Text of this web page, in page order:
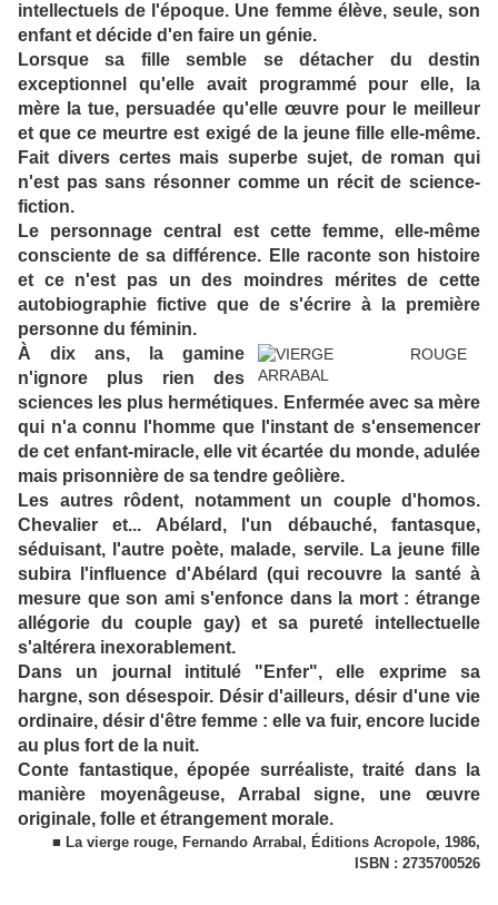
intellectuels de l'époque. Une femme élève, seule, son
enfant et décide d'en faire un génie.
Lorsque sa fille semble se détacher du destin
exceptionnel qu'elle avait programmé pour elle, la
mère la tue, persuadée qu'elle œuvre pour le meilleur
et que ce meurtre est exigé de la jeune fille elle-même.
Fait divers certes mais superbe sujet, de roman qui
n'est pas sans résonner comme un récit de science-
fiction.
Le personnage central est cette femme, elle-même
consciente de sa différence. Elle raconte son histoire
et ce n'est pas un des moindres mérites de cette
autobiographie fictive que de s'écrire à la première
personne du féminin.
À dix ans, la gamine
n'ignore plus rien des
sciences les plus hermétiques. Enfermée avec sa mère
qui n'a connu l'homme que l'instant de s'ensemencer
de cet enfant-miracle, elle vit écartée du monde, adulée
mais prisonnière de sa tendre geôlière.
Les autres rôdent, notamment un couple d'homos.
Chevalier et... Abélard, l'un débauché, fantasque,
séduisant, l'autre poète, malade, servile. La jeune fille
subira l'influence d'Abélard (qui recouvre la santé à
mesure que son ami s'enfonce dans la mort : étrange
allégorie du couple gay) et sa pureté intellectuelle
s'altérera inexorablement.
Dans un journal intitulé "Enfer", elle exprime sa
hargne, son désespoir. Désir d'ailleurs, désir d'une vie
ordinaire, désir d'être femme : elle va fuir, encore lucide
au plus fort de la nuit.
Conte fantastique, épopée surréaliste, traité dans la
manière moyenâgeuse, Arrabal signe, une œuvre
originale, folle et étrangement morale.
■ La vierge rouge, Fernando Arrabal, Éditions Acropole, 1986,
ISBN : 2735700526